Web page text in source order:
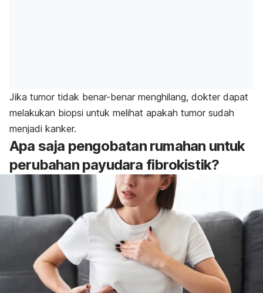
Jika tumor tidak benar-benar menghilang, dokter dapat
melakukan biopsi untuk melihat apakah tumor sudah
menjadi kanker.
Apa saja pengobatan rumahan untuk
perubahan payudara fibrokistik?